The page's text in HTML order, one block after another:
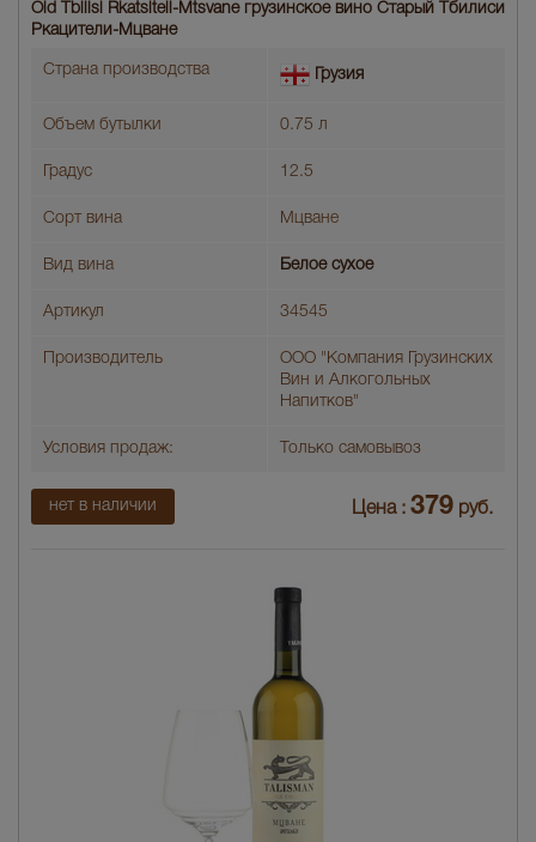
Old Tbilisi Rkatsiteli-Mtsvane грузинское вино Старый Тбилиси
Ркацители-Мцване
Страна производства Грузия
Объем бутылки 0.75 л
Градус 12.5
Сорт вина Мцване
Вид вина Белое сухое
Артикул 34545
Производитель
ООО "Компания Грузинских
Вин и Алкогольных
Напитков"
Условия продаж: Только самовывоз
нет в наличии Цена : 379 руб.